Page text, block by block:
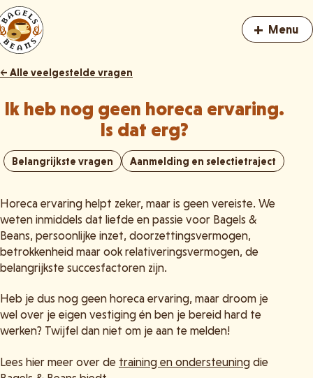
+ Menu
← Alle veelgestelde vragen
Ik heb nog geen horeca ervaring.
Is dat erg?
Belangrijkste vragen Aanmelding en selectietraject
Horeca ervaring helpt zeker, maar is geen vereiste. We
weten inmiddels dat liefde en passie voor Bagels &
Beans, persoonlijke inzet, doorzettingsvermogen,
betrokkenheid maar ook relativeringsvermogen, de
belangrijkste succesfactoren zijn.
Heb je dus nog geen horeca ervaring, maar droom je
wel over je eigen vestiging én ben je bereid hard te
werken? Twijfel dan niet om je aan te melden!
Lees hier meer over de training en ondersteuning die